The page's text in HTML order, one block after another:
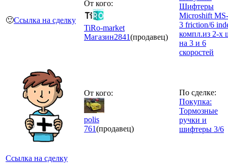
🙂Ссылка на сделку
От кого:
TiRo-market
Магазин2841(продавец)
Шифтеры
Microshift
3 friction/6
компл.из 2-х
на 3 и 6
скоростей
Ссылка на сделку
От кого:
polis
761(продавец)
По сделке:
Покупка:
Тормозные
ручки и
шифтеры 3/6